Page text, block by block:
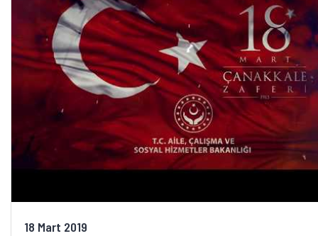
18 Mart 2019